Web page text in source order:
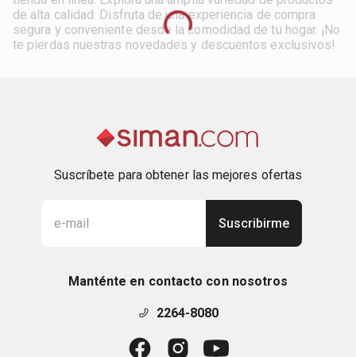
de alta calidad. Disfruta de una experiencia de compra
segura y conveniente desde la comodidad de tu hogar. ¡No
te pierdas nuestras novedades y descuentos exclusivos!
Suscríbete para obtener las mejores ofertas
Suscribirme
Manténte en contacto con nosotros
2264-8080